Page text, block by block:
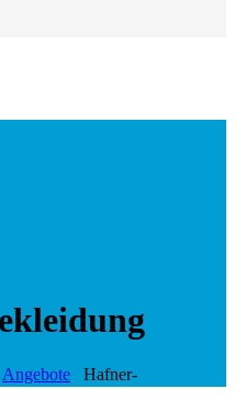
Angebote
Hafner-